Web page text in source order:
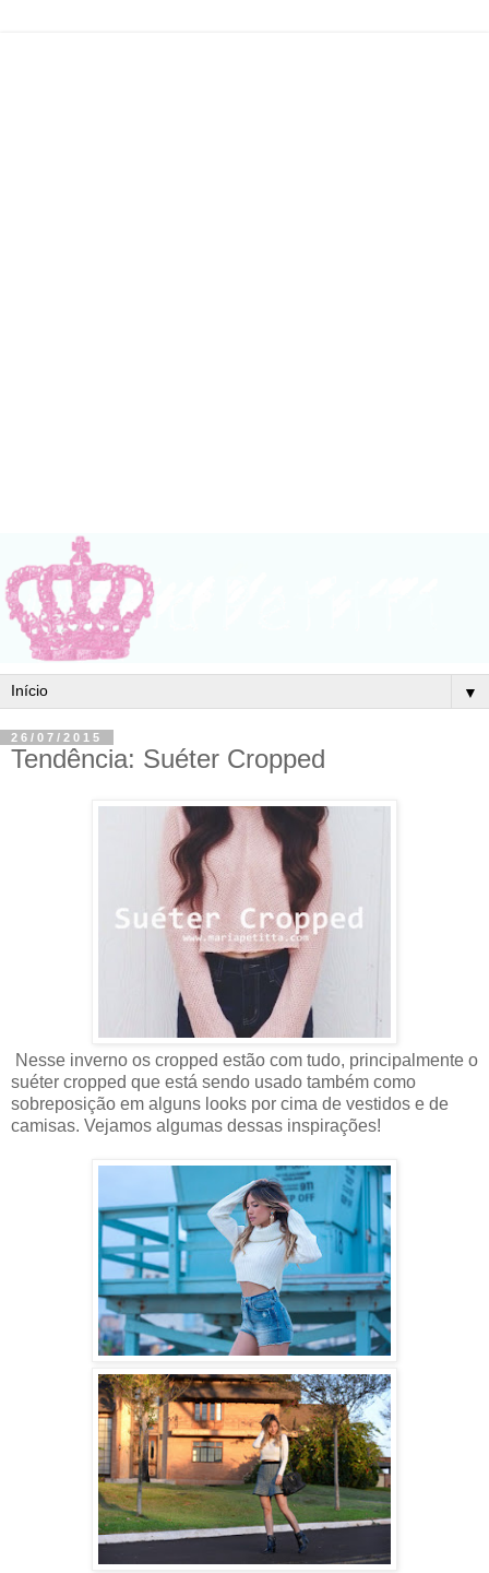
▼
26/07/2015
Tendência: Suéter Cropped
Nesse inverno os cropped estão com tudo, principalmente o
suéter cropped que está sendo usado também como
sobreposição em alguns looks por cima de vestidos e de
camisas. Vejamos algumas dessas inspirações!